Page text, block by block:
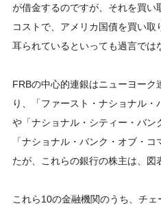
が借金するのですが、それを買
コストで、アメリカ国債を買い
耳られているといっても過言では
FRBの中心的連銀はニューヨーク
り、「ファースト・ナショナル・
や「ナショナル・シティー・バン
「ナショナル・バンク・オブ・コ
たが、これらの銀行の株主は、図
これら10の金融機関のうち、チ